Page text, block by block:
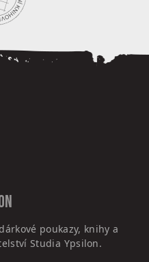
poukazy, knihy a
Studia Ypsilon.